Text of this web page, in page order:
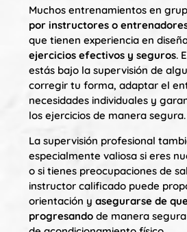
Muchos entrenamientos en
por instructores o
que tienen experiencia en
ejercicios efectivos y seguros.
estás bajo la supervisión de
corregir tu forma, adaptar el
necesidades individuales y
los ejercicios de manera segura.
La supervisión profesional
especialmente valiosa si eres
o si tienes preocupaciones de
instructor calificado puede
orientación y asegurarse de
progresando de manera